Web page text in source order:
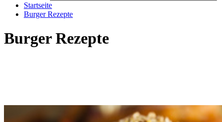
Startseite
Burger Rezepte
Burger Rezepte